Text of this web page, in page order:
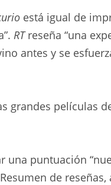
está igual de
RTreseña “una
antes y se
grandes películas
una puntuación
de reseñas,